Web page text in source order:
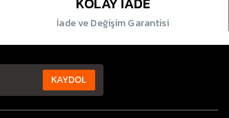
İade ve Değişim Garantisi
KAYDOL